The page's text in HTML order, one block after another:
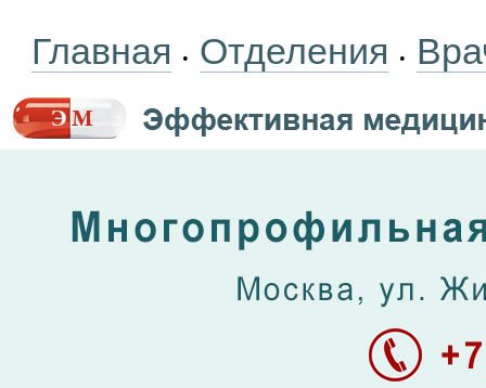
Главная • Отделения •